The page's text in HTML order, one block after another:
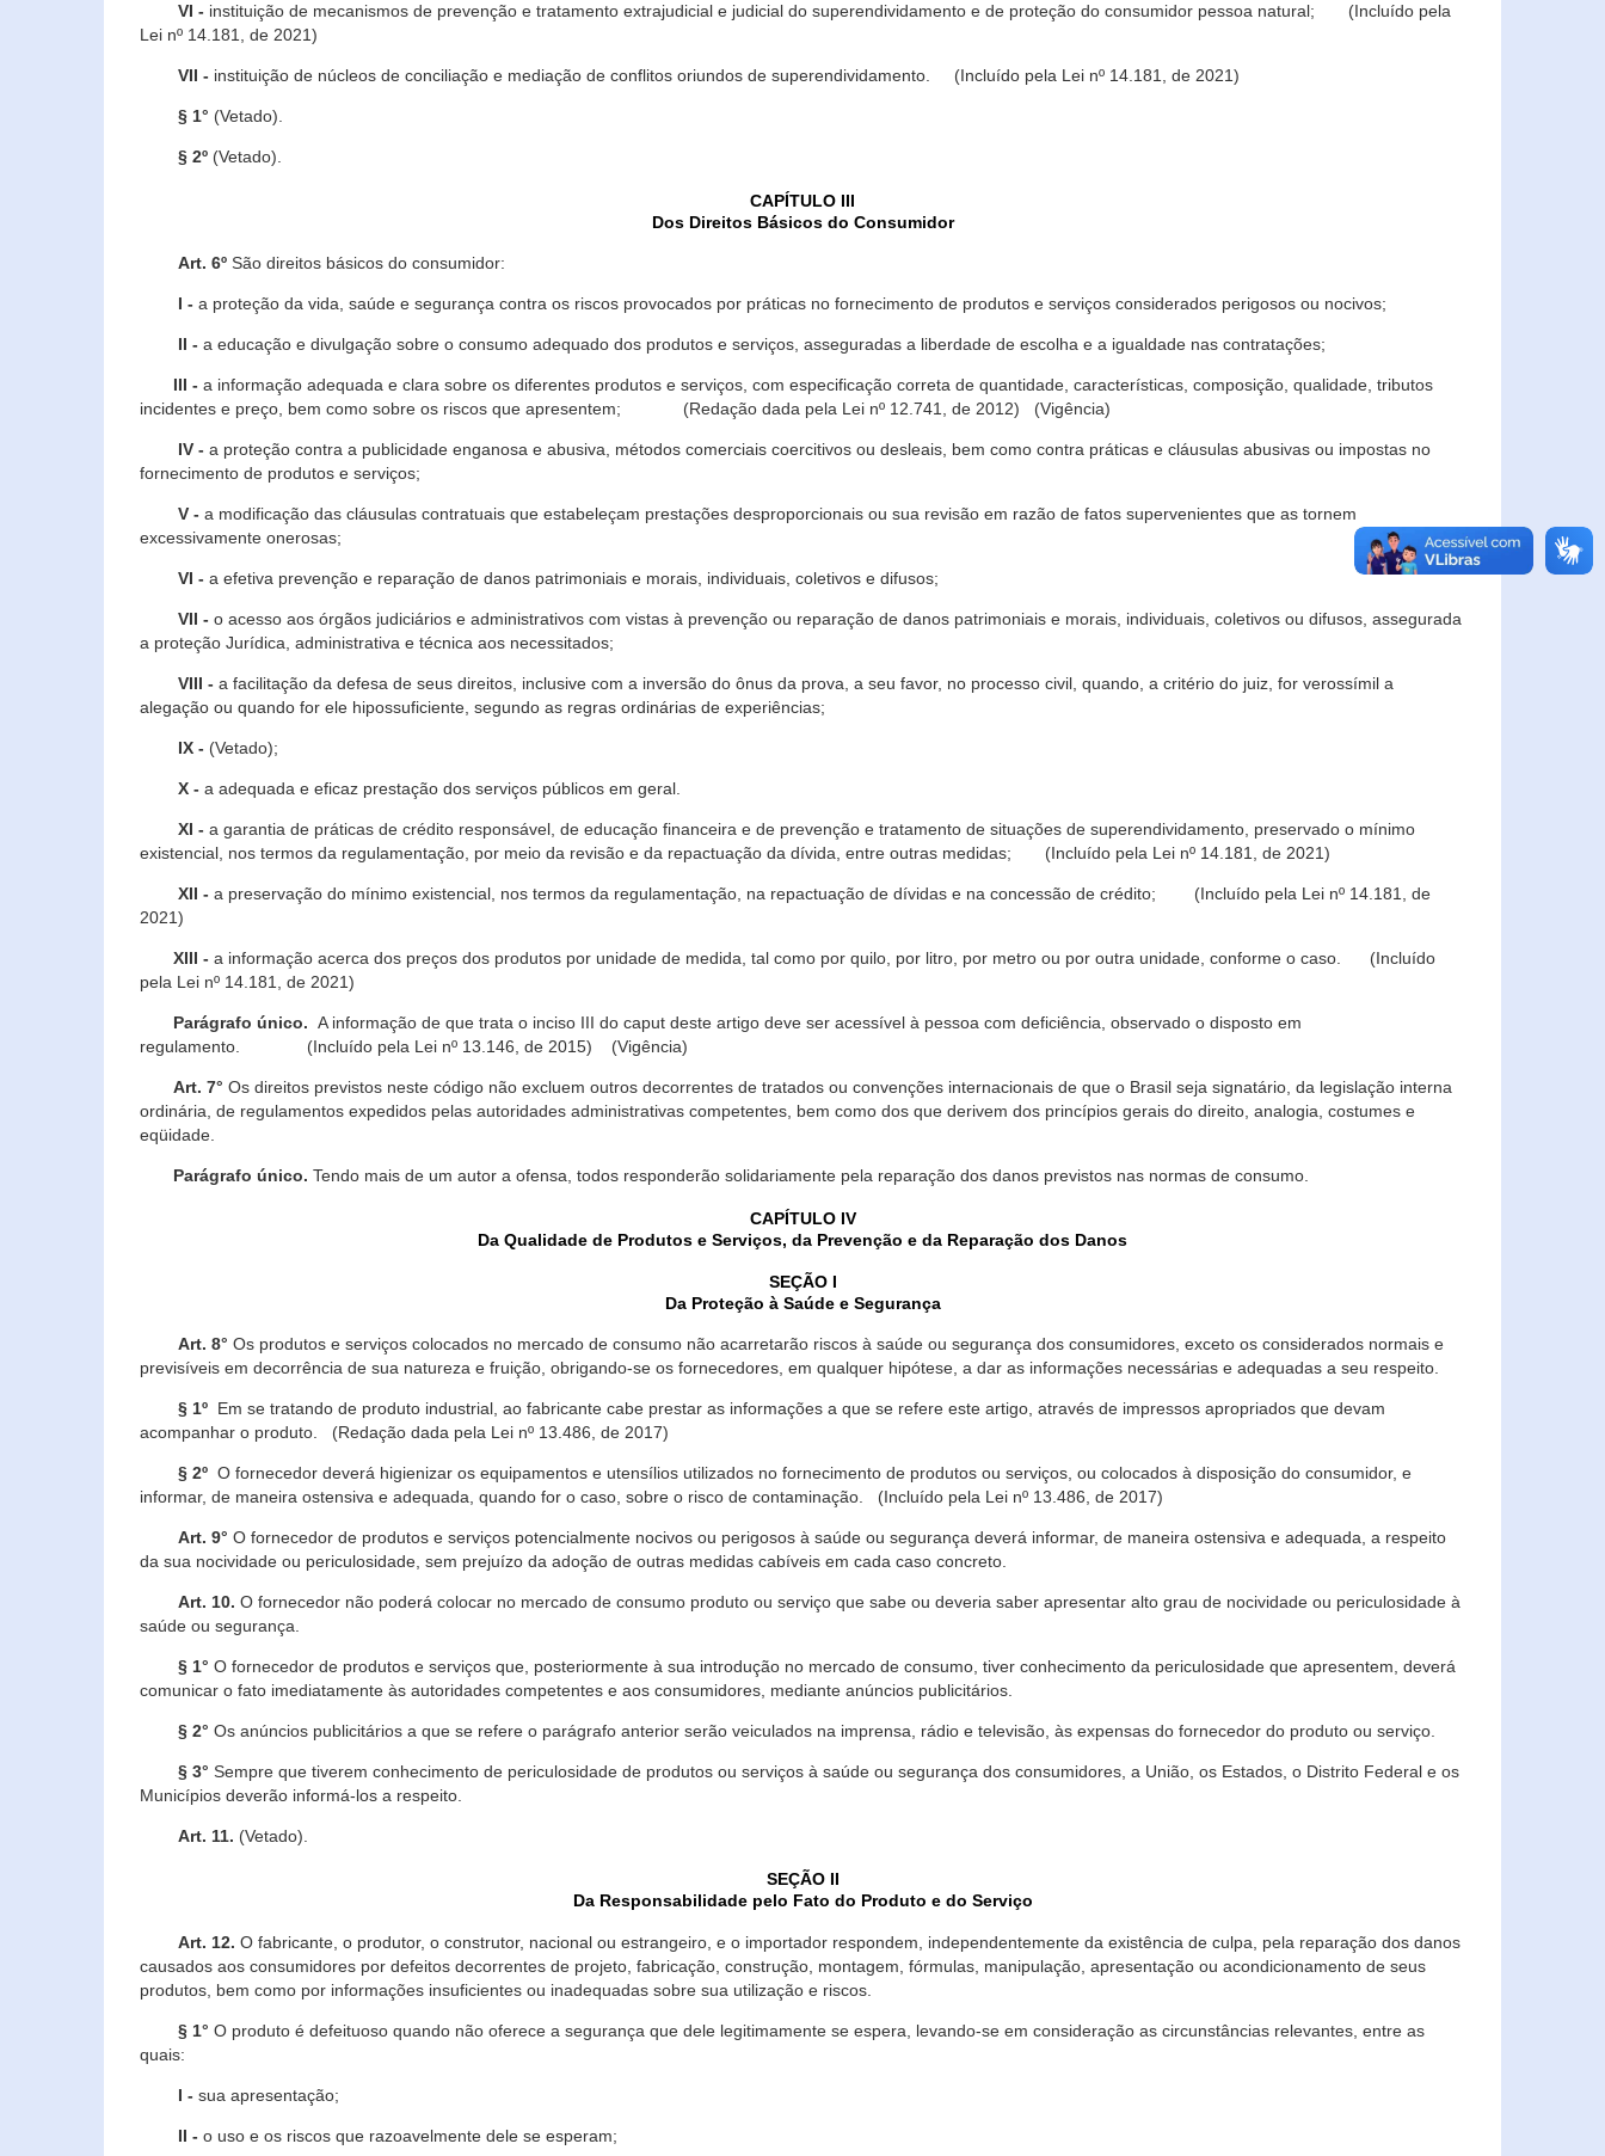
VI - instituição de mecanismos de prevenção e tratamento extrajudicial e judicial do superendividamento e de proteção do consumidor pessoa natural; (Incluído pela
Lei nº 14.181, de 2021)
VII - instituição de núcleos de conciliação e mediação de conflitos oriundos de superendividamento. (Incluído pela Lei nº 14.181, de 2021)
§ 1° (Vetado).
§ 2º (Vetado).
CAPÍTULO III
Dos Direitos Básicos do Consumidor
Art. 6º São direitos básicos do consumidor:
I - a proteção da vida, saúde e segurança contra os riscos provocados por práticas no fornecimento de produtos e serviços considerados perigosos ou nocivos;
II - a educação e divulgação sobre o consumo adequado dos produtos e serviços, asseguradas a liberdade de escolha e a igualdade nas contratações;
III - a informação adequada e clara sobre os diferentes produtos e serviços, com especificação correta de quantidade, características, composição, qualidade, tributos
incidentes e preço, bem como sobre os riscos que apresentem; (Redação dada pela Lei nº 12.741, de 2012) (Vigência)
IV - a proteção contra a publicidade enganosa e abusiva, métodos comerciais coercitivos ou desleais, bem como contra práticas e cláusulas abusivas ou impostas no
fornecimento de produtos e serviços;
V - a modificação das cláusulas contratuais que estabeleçam prestações desproporcionais ou sua revisão em razão de fatos supervenientes que as tornem
excessivamente onerosas;
VI - a efetiva prevenção e reparação de danos patrimoniais e morais, individuais, coletivos e difusos;
VII - o acesso aos órgãos judiciários e administrativos com vistas à prevenção ou reparação de danos patrimoniais e morais, individuais, coletivos ou difusos, assegurada
a proteção Jurídica, administrativa e técnica aos necessitados;
VIII - a facilitação da defesa de seus direitos, inclusive com a inversão do ônus da prova, a seu favor, no processo civil, quando, a critério do juiz, for verossímil a
alegação ou quando for ele hipossuficiente, segundo as regras ordinárias de experiências;
IX - (Vetado);
X - a adequada e eficaz prestação dos serviços públicos em geral.
XI - a garantia de práticas de crédito responsável, de educação financeira e de prevenção e tratamento de situações de superendividamento, preservado o mínimo
existencial, nos termos da regulamentação, por meio da revisão e da repactuação da dívida, entre outras medidas; (Incluído pela Lei nº 14.181, de 2021)
XII - a preservação do mínimo existencial, nos termos da regulamentação, na repactuação de dívidas e na concessão de crédito; (Incluído pela Lei nº 14.181, de
2021)
XIII - a informação acerca dos preços dos produtos por unidade de medida, tal como por quilo, por litro, por metro ou por outra unidade, conforme o caso. (Incluído
pela Lei nº 14.181, de 2021)
Parágrafo único. A informação de que trata o inciso III do caput deste artigo deve ser acessível à pessoa com deficiência, observado o disposto em
regulamento. (Incluído pela Lei nº 13.146, de 2015) (Vigência)
Art. 7° Os direitos previstos neste código não excluem outros decorrentes de tratados ou convenções internacionais de que o Brasil seja signatário, da legislação interna
ordinária, de regulamentos expedidos pelas autoridades administrativas competentes, bem como dos que derivem dos princípios gerais do direito, analogia, costumes e
eqüidade.
Parágrafo único. Tendo mais de um autor a ofensa, todos responderão solidariamente pela reparação dos danos previstos nas normas de consumo.
CAPÍTULO IV
Da Qualidade de Produtos e Serviços, da Prevenção e da Reparação dos Danos
SEÇÃO I
Da Proteção à Saúde e Segurança
Art. 8° Os produtos e serviços colocados no mercado de consumo não acarretarão riscos à saúde ou segurança dos consumidores, exceto os considerados normais e
previsíveis em decorrência de sua natureza e fruição, obrigando-se os fornecedores, em qualquer hipótese, a dar as informações necessárias e adequadas a seu respeito.
§ 1º Em se tratando de produto industrial, ao fabricante cabe prestar as informações a que se refere este artigo, através de impressos apropriados que devam
acompanhar o produto. (Redação dada pela Lei nº 13.486, de 2017)
§ 2º O fornecedor deverá higienizar os equipamentos e utensílios utilizados no fornecimento de produtos ou serviços, ou colocados à disposição do consumidor, e
informar, de maneira ostensiva e adequada, quando for o caso, sobre o risco de contaminação. (Incluído pela Lei nº 13.486, de 2017)
Art. 9° O fornecedor de produtos e serviços potencialmente nocivos ou perigosos à saúde ou segurança deverá informar, de maneira ostensiva e adequada, a respeito
da sua nocividade ou periculosidade, sem prejuízo da adoção de outras medidas cabíveis em cada caso concreto.
Art. 10. O fornecedor não poderá colocar no mercado de consumo produto ou serviço que sabe ou deveria saber apresentar alto grau de nocividade ou periculosidade à
saúde ou segurança.
§ 1° O fornecedor de produtos e serviços que, posteriormente à sua introdução no mercado de consumo, tiver conhecimento da periculosidade que apresentem, deverá
comunicar o fato imediatamente às autoridades competentes e aos consumidores, mediante anúncios publicitários.
§ 2° Os anúncios publicitários a que se refere o parágrafo anterior serão veiculados na imprensa, rádio e televisão, às expensas do fornecedor do produto ou serviço.
§ 3° Sempre que tiverem conhecimento de periculosidade de produtos ou serviços à saúde ou segurança dos consumidores, a União, os Estados, o Distrito Federal e os
Municípios deverão informá-los a respeito.
Art. 11. (Vetado).
SEÇÃO II
Da Responsabilidade pelo Fato do Produto e do Serviço
Art. 12. O fabricante, o produtor, o construtor, nacional ou estrangeiro, e o importador respondem, independentemente da existência de culpa, pela reparação dos danos
causados aos consumidores por defeitos decorrentes de projeto, fabricação, construção, montagem, fórmulas, manipulação, apresentação ou acondicionamento de seus
produtos, bem como por informações insuficientes ou inadequadas sobre sua utilização e riscos.
§ 1° O produto é defeituoso quando não oferece a segurança que dele legitimamente se espera, levando-se em consideração as circunstâncias relevantes, entre as
quais:
I - sua apresentação;
II - o uso e os riscos que razoavelmente dele se esperam;